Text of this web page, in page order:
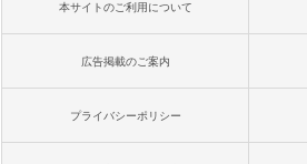
本サイトのご利用について
広告掲載のご案内
プライバシーポリシー